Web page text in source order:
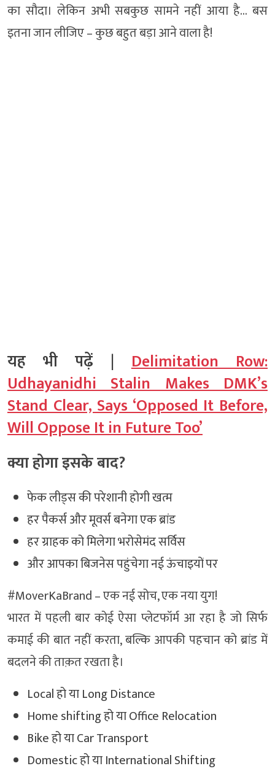
का सौदा। लेकिन अभी सबकुछ सामने नहीं आया है… बस
इतना जान लीजिए – कुछ बहुत बड़ा आने वाला है!
यह भी पढ़ें |Delimitation Row:
Udhayanidhi Stalin Makes DMK’s
Stand Clear, Says ‘Opposed It Before,
Will Oppose It in Future Too’
क्या होगा इसके बाद?
फेक लीड्स की परेशानी होगी खत्म
हर पैकर्स और मूवर्स बनेगा एक ब्रांड
हर ग्राहक को मिलेगा भरोसेमंद सर्विस
और आपका बिजनेस पहुंचेगा नई ऊंचाइयों पर
#MoverKaBrand – एक नई सोच, एक नया युग!
भारत में पहली बार कोई ऐसा प्लेटफॉर्म आ रहा है जो सिर्फ
कमाई की बात नहीं करता, बल्कि आपकी पहचान को ब्रांड में
बदलने की ताक़त रखता है।
Local हो या Long Distance
Home shifting हो या Office Relocation
Bike हो या Car Transport
Domestic हो या International Shifting